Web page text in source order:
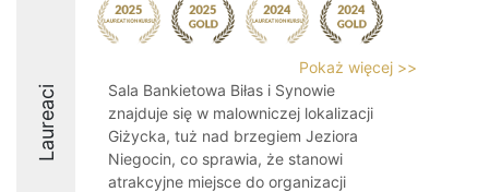
Laureaci
Pokaż więcej >>
Sala Bankietowa Biłas i Synowie
znajduje się w malowniczej lokalizacji
Giżycka, tuż nad brzegiem Jeziora
Niegocin, co sprawia, że stanowi
atrakcyjne miejsce do organizacji